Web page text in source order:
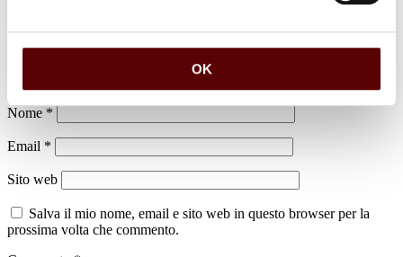
OK
Lascia un commento
Il tuo indirizzo email non sarà pubblicato.
Nome *
Email *
Sito web
Salva il mio nome, email e sito web in questo browser per la
prossima volta che commento.